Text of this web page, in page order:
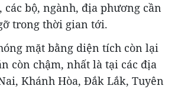
bộ, ngành, địa phương cần
trong thời gian tới.
mặt bằng diện tích còn lại
còn chậm, nhất là tại các địa
Khánh Hòa, Đắk Lắk, Tuyên